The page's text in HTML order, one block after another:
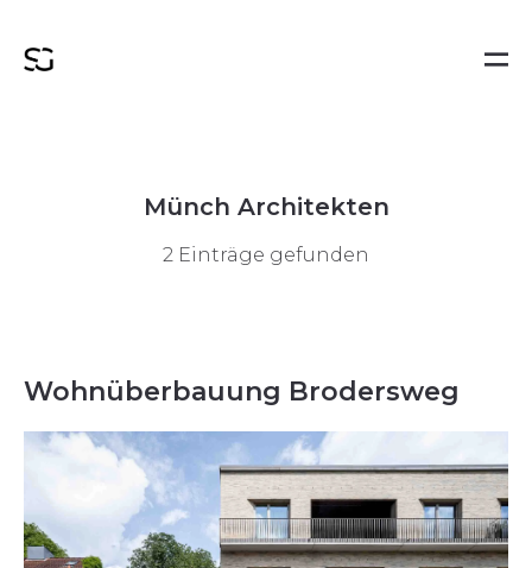
Münch Architekten
2 Einträge gefunden
Wohnüberbauung Brodersweg